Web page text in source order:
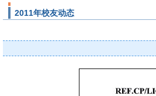
2011年校友动态